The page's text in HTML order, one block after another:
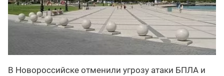
В Новороссийске отменили угрозу атаки БПЛА и